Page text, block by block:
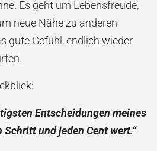
Es geht um Lebensfreude,
neue Nähe zu anderen
gute Gefühl, endlich wieder
Entscheidungen meines
Schritt und jeden Cent wert.“